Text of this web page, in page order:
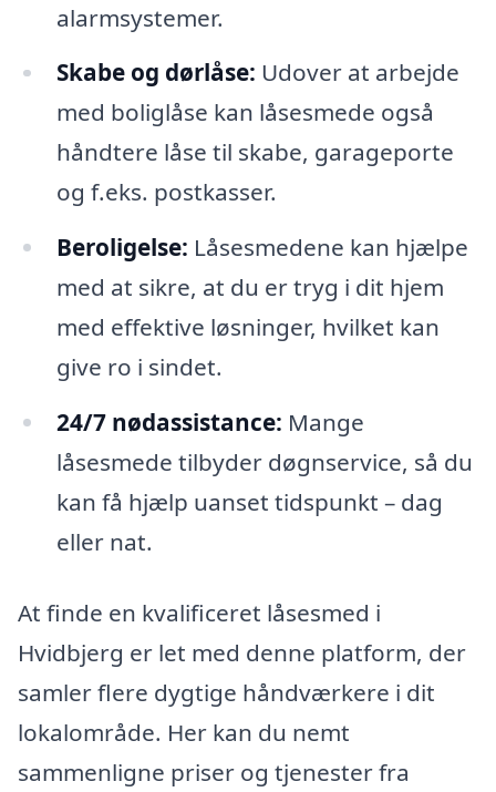
alarmsystemer.
Skabe og dørlåse: Udover at arbejde
med boliglåse kan låsesmede også
håndtere låse til skabe, garageporte
og f.eks. postkasser.
Beroligelse: Låsesmedene kan hjælpe
med at sikre, at du er tryg i dit hjem
med effektive løsninger, hvilket kan
give ro i sindet.
24/7 nødassistance: Mange
låsesmede tilbyder døgnservice, så du
kan få hjælp uanset tidspunkt – dag
eller nat.
At finde en kvalificeret låsesmed i
Hvidbjerg er let med denne platform, der
samler flere dygtige håndværkere i dit
lokalområde. Her kan du nemt
sammenligne priser og tjenester fra